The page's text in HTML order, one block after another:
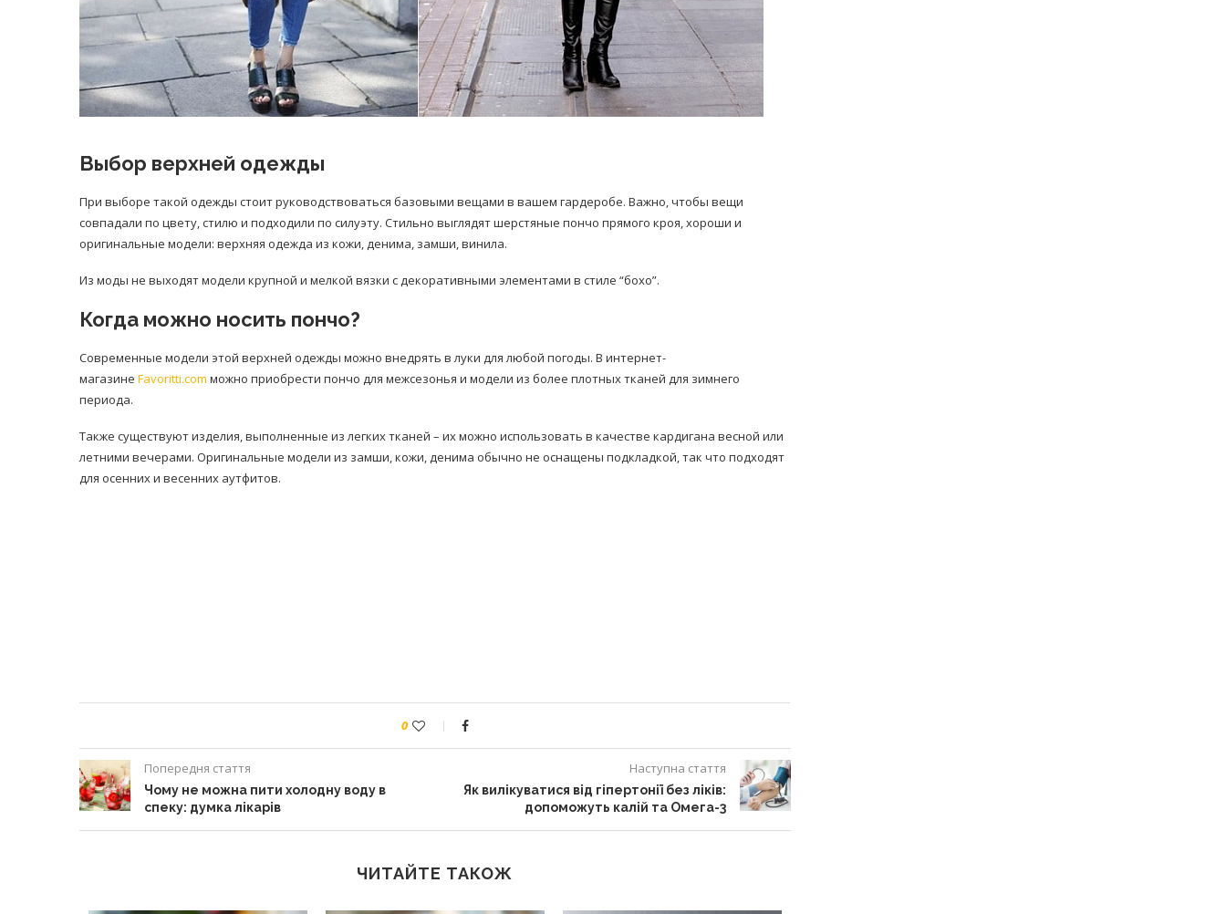
Выбор верхней одежды
При выборе такой одежды стоит руководствоваться базовыми вещами в вашем гардеробе. Важно, чтобы вещи
совпадали по цвету, стилю и подходили по силуэту. Стильно выглядят шерстяные пончо прямого кроя, хороши и
оригинальные модели: верхняя одежда из кожи, денима, замши, винила.
Из моды не выходят модели крупной и мелкой вязки с декоративными элементами в стиле “бохо”.
Когда можно носить пончо?
Современные модели этой верхней одежды можно внедрять в луки для любой погоды. В интернет-
магазине Favoritti.com можно приобрести пончо для межсезонья и модели из более плотных тканей для зимнего
периода.
Также существуют изделия, выполненные из легких тканей – их можно использовать в качестве кардигана весной или
летними вечерами. Оригинальные модели из замши, кожи, денима обычно не оснащены подкладкой, так что подходят
для осенних и весенних аутфитов.
0
Попередня стаття
Чому не можна пити холодну воду в
спеку: думка лікарів
Наступна стаття
Як вилікуватися від гіпертонії без ліків:
допоможуть калій та Омега-3
ЧИТАЙТЕ ТАКОЖ